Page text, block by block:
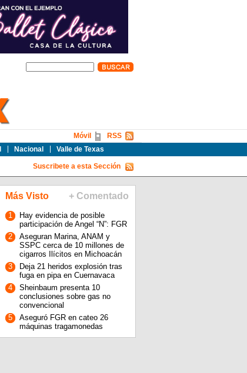
Nacional Valle de Texas
RSS
Móvil
Suscribete a esta Sección
Más Visto + Comentado
1
Hay evidencia de posible
participación de Angel “N”: FGR
2
Aseguran Marina, ANAM y
SSPC cerca de 10 millones de
cigarros Ilícitos en Michoacán
3
Deja 21 heridos explosión tras
fuga en pipa en Cuernavaca
4
Sheinbaum presenta 10
conclusiones sobre gas no
convencional
5
Aseguró FGR en cateo 26
máquinas tragamonedas